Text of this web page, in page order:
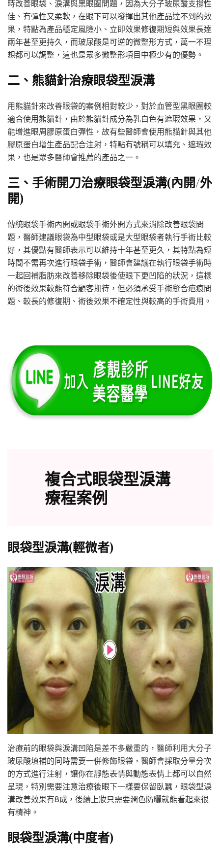
時改善眼袋、淚溝與黑眼圈問題，因為大分子玻尿酸支撐性
佳、有彈性又柔軟，在眼下可以發揮出其他產品達不到的效
果，特點為產品穩定風險小、立即效果修復期短與效果長達
兩年甚至更持久，而玻尿酸是可逆的微整形方式，萬一不理
想都可以調整，這也是眾多微整形項目中極少有的優勢。
二、熊貓針治療眼袋型淚溝
用熊貓針來改善眼袋的案例相對較少，對於血管型黑眼圈較
適合使用熊貓針，由於熊貓針成分為乳白色有遮瑕效果，又
能增進眼周膠原蛋白彈性，故有些醫師會使用熊貓針與其他
膠原蛋白增生產品配合注射，特點有號稱可以填充、遮瑕效
果，也是眾多醫師會推薦的產品之一。
三、手術開刀治療眼袋型淚溝(內開/外
開)
傳統眼袋手術內開或眼袋手術外開方式來消除改善眼袋問
題，醫師建議眼袋為中型眼袋或是大型眼袋者執行手術比較
好，其優點有醫師表示可以維持十年甚至更久，其特點為短
時間不需再次進行眼袋手術，醫師會建議在執行眼袋手術時
一起回補脂肪來改善移除眼袋後使眼下更凹陷的狀況，這樣
的術後效果較能符合顧客期待，但必須承受手術縫合疤痕問
題、較長的修復期、術後效果不確定性與較高的手術費用。
複合式眼袋型淚溝
療程案例
眼袋型淚溝(輕微者)
治療前的眼袋與淚溝凹陷是差不多嚴重的，醫師利用大分子
玻尿酸填補的同時需要一併修飾眼袋，醫師會採取分量分次
的方式進行注射，讓你在靜態表情與動態表情上都可以自然
呈現，特別需要注意治療後眼下一樣要保留臥蠶，眼袋型淚
溝改善效果有8成，後續上妝只需要潤色防曬就能看起來很
有精神。
眼袋型淚溝(中度者)